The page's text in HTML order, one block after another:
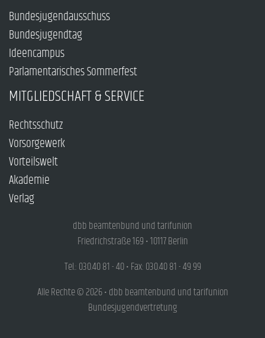
Bundesjugendausschuss
Bundesjugendtag
Ideencampus
Parlamentarisches Sommerfest
MITGLIEDSCHAFT & SERVICE
Rechtsschutz
Vorsorgewerk
Vorteilswelt
Akademie
Verlag
dbb beamtenbund und tarifunion
Friedrichstraße 169 • 10117 Berlin
Tel.: 030.40 81 - 40 • Fax: 030.40 81 - 49 99
Alle Rechte © 2026 • dbb beamtenbund und tarifunion
Bundesjugendvertretung